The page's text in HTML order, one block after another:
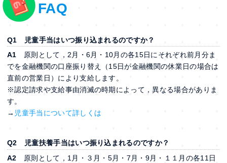
FAQ
Q1 児童手当はいつ振り込まれるのですか？
A1 原則として，2月・6月・10月の各15日にそれぞれ前月分ま
でを金融機関の口座振り替え（15日が金融機関の休業日の場合は
直前の営業日）により支給します。
※認定請求や支給事由消滅の時期によって，異なる場合がありま
す。
→ 児童手当について詳しくは
Q2 児童扶養手当はいつ振り込まれるのですか？
A2 原則として，1月・３月・5月・7月・9月・１１月の各11日